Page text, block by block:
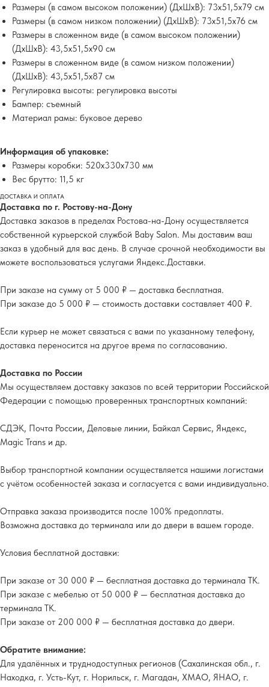
Размеры (в самом высоком положении) (ДхШхВ): 73x51,5x79 см
Размеры (в самом низком положении) (ДхШхВ): 73x51,5x76 см
Размеры в сложенном виде (в самом высоком положении)
(ДхШхВ): 43,5x51,5x90 см
Размеры в сложенном виде (в самом низком положении)
(ДхШхВ): 43,5x51,5x87 см
Регулировка высоты: регулировка высоты
Бампер: съемный
Материал рамы: буковое дерево
Информация об упаковке:
Размеры коробки: 520х330х730 мм
Вес брутто: 11,5 кг
ДОСТАВКА И ОПЛАТА
Доставка по г. Ростову-на-Дону
Доставка заказов в пределах Ростова-на-Дону осуществляется
собственной курьерской службой Baby Salon. Мы доставим ваш
заказ в удобный для вас день. В случае срочной необходимости вы
можете воспользоваться услугами Яндекс.Доставки.
При заказе на сумму от 5 000 ₽ — доставка бесплатная.
При заказе до 5 000 ₽ — стоимость доставки составляет 400 ₽.
Если курьер не может связаться с вами по указанному телефону,
доставка переносится на другое время по согласованию.
Доставка по России
Мы осуществляем доставку заказов по всей территории Российской
Федерации с помощью проверенных транспортных компаний:
СДЭК, Почта России, Деловые линии, Байкал Сервис, Яндекс,
Magic Trans и др.
Выбор транспортной компании осуществляется нашими логистами
с учётом особенностей заказа и согласуется с вами индивидуально.
Отправка заказа производится после 100% предоплаты.
Возможна доставка до терминала или до двери в вашем городе.
Условия бесплатной доставки:
При заказе от 30 000 ₽ — бесплатная доставка до терминала ТК.
При заказе с мебелью от 50 000 ₽ — бесплатная доставка до
терминала ТК.
При заказе от 200 000 ₽ — бесплатная доставка до двери.
Обратите внимание:
Для удалённых и труднодоступных регионов (Сахалинская обл., г.
Находка, г. Усть-Кут, г. Норильск, г. Магадан, ХМАО, ЯНАО, г.